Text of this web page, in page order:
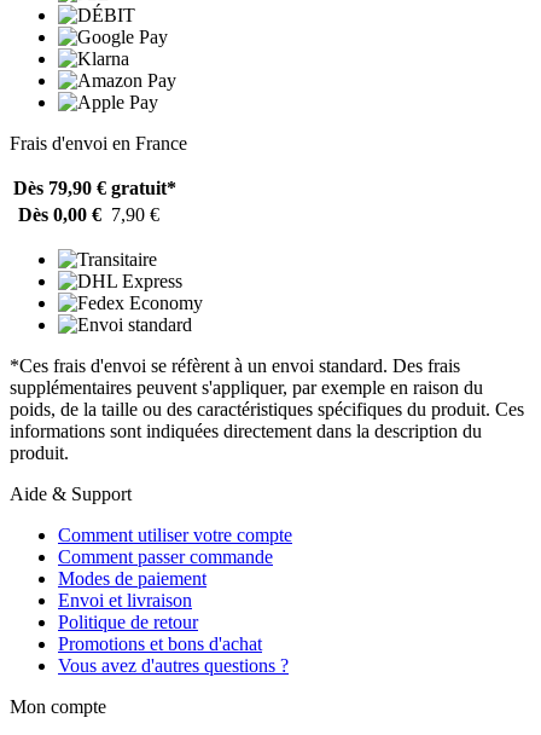
Frais d'envoi en France
Dès 79,90 € gratuit*
Dès 0,00 € 7,90 €
*Ces frais d'envoi se réfèrent à un envoi standard. Des frais
supplémentaires peuvent s'appliquer, par exemple en raison du
poids, de la taille ou des caractéristiques spécifiques du produit. Ces
informations sont indiquées directement dans la description du
produit.
Aide & Support
Comment utiliser votre compte
Comment passer commande
Modes de paiement
Envoi et livraison
Politique de retour
Promotions et bons d'achat
Vous avez d'autres questions ?
Mon compte